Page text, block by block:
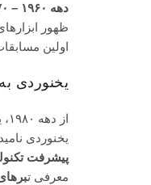
دهه ۱۹۶۰ – ۱۹۷۰: تولد یخنوردی مدرن
ظهور
اولین
یخنوردی
یخنوردی
پیشرفت
معرفی ت